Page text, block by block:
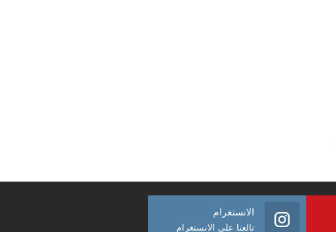
الانستغرام
تالعنا على الانستغرام